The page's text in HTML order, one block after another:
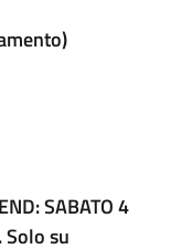
SABATO 4
Solo su